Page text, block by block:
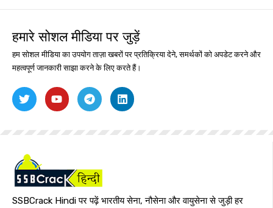
हमारे सोशल मीडिया पर जुड़ें
हम सोशल मीडिया का उपयोग ताज़ा खबरों पर प्रतिक्रिया देने, समर्थकों को अपडेट करने और
महत्वपूर्ण जानकारी साझा करने के लिए करते हैं।
SSBCrack Hindi पर पढ़ें भारतीय सेना, नौसेना और वायुसेना से जुड़ी हर